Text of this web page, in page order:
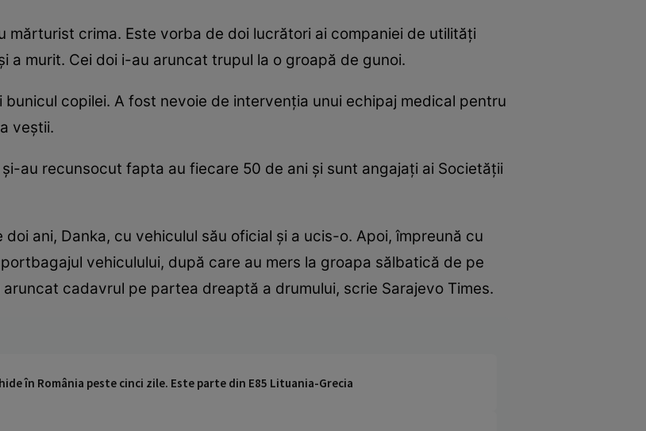
crima. Este vorba de doi lucrători ai companiei de utilități
a murit. Cei doi i-au aruncat trupul la o groapă de gunoi.
copilei. A fost nevoie de intervenția unui echipaj medical pentru
veștii.
au recunsocut fapta au fiecare 50 de ani și sunt angajați ai Societății
ani, Danka, cu vehiculul său oficial și a ucis-o. Apoi, împreună cu
vehiculului, după care au mers la groapa sălbatică de pe
aruncat cadavrul pe partea dreaptă a drumului, scrie Sarajevo Times.
în România peste cinci zile. Este parte din E85 Lituania-Grecia